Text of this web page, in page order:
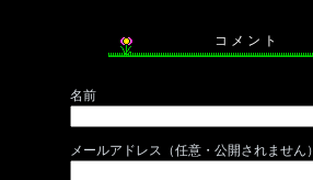
コ メ ン ト
名前
メールアドレス（任意・公開されません）